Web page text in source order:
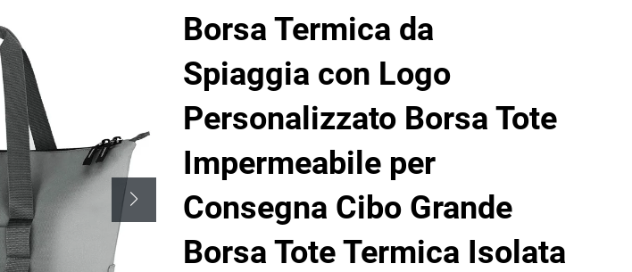
Borsa Termica da
Spiaggia con Logo
Personalizzato Borsa Tote
Impermeabile per
Consegna Cibo Grande
Borsa Tote Termica Isolata